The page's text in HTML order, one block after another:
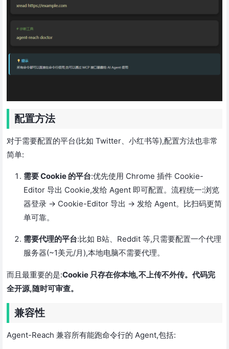
配置方法
对于需要配置的平台(比如 Twitter、小红书等),配置方法也非常
简单:
需要 Cookie 的平台:优先使用 Chrome 插件 Cookie-
Editor 导出 Cookie,发给 Agent 即可配置。流程统一:浏览
器登录 → Cookie-Editor 导出 → 发给 Agent。比扫码更简
单可靠。
需要代理的平台:比如 B站、Reddit 等,只需要配置一个代理
服务器(~1美元/月),本地电脑不需要代理。
而且最重要的是:Cookie 只存在你本地,不上传不外传。代码完
全开源,随时可审查。
兼容性
Agent-Reach 兼容所有能跑命令行的 Agent,包括: